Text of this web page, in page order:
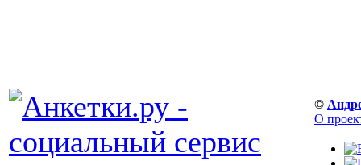
©
О